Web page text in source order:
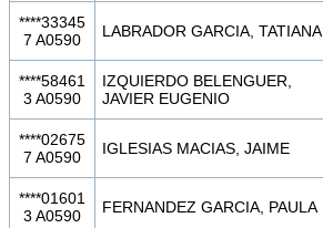
****33345
7 A0590
LABRADOR GARCIA, TATIANA
****58461
3 A0590
IZQUIERDO BELENGUER,
JAVIER EUGENIO
****02675
7 A0590
IGLESIAS MACIAS, JAIME
****01601
3 A0590
FERNANDEZ GARCIA, PAULA